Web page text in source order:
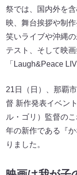
祭では、国内外を
映、舞台挨拶や制
笑いライブや沖縄
テスト、そして映
「Laugh&Peace
21日（日）、那覇
督 新作発表イベン
ル・ゴリ）監督の
年の新作である『
りました。